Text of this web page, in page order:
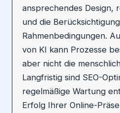
ansprechendes Design,
und die
Rahmenbedingungen.
von KI kann Prozesse
aber nicht die
Langfristig sind SEO-
regelmäßige Wartung
Erfolg Ihrer Online-